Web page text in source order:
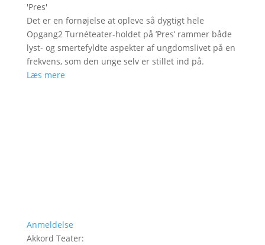
'Pres'
Det er en fornøjelse at opleve så dygtigt hele
Opgang2 Turnéteater-holdet på ’Pres’ rammer både
lyst- og smertefyldte aspekter af ungdomslivet på en
frekvens, som den unge selv er stillet ind på.
Læs mere
Anmeldelse
Akkord Teater: